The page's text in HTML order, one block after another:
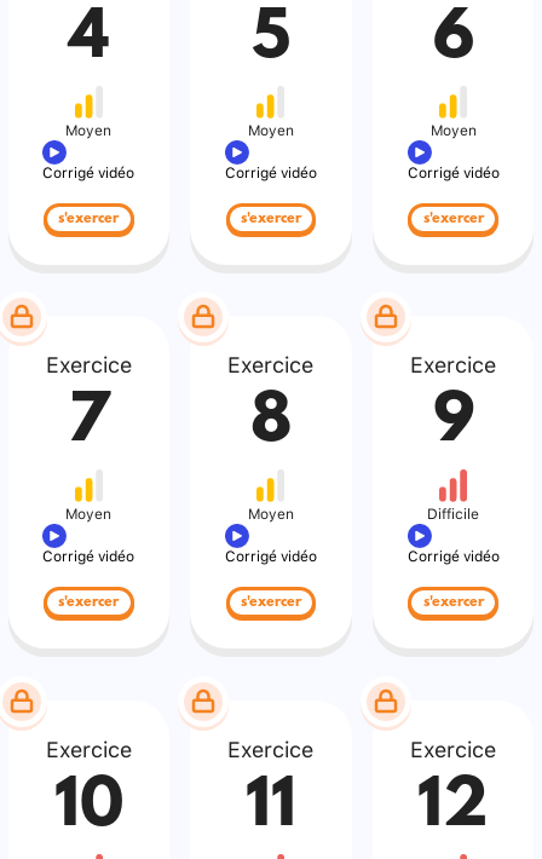
4
Moyen
Corrigé vidéo
s'exercer
5
Moyen
Corrigé vidéo
s'exercer
6
Moyen
Corrigé vidéo
s'exercer
Exercice
7
Moyen
Corrigé vidéo
s'exercer
Exercice
8
Moyen
Corrigé vidéo
s'exercer
Exercice
9
Difficile
Corrigé vidéo
s'exercer
Exercice
10
Exercice
11
Exercice
12